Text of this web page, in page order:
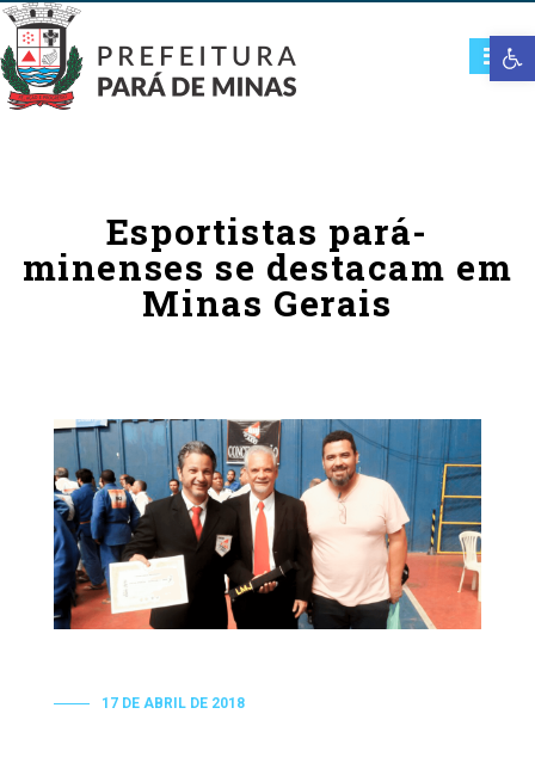
Esportistas pará-
minenses se destacam em
Minas Gerais
17 DE ABRIL DE 2018